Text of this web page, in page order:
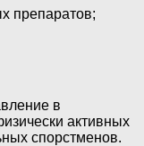
препаратов;
в
активных
спорстменов.